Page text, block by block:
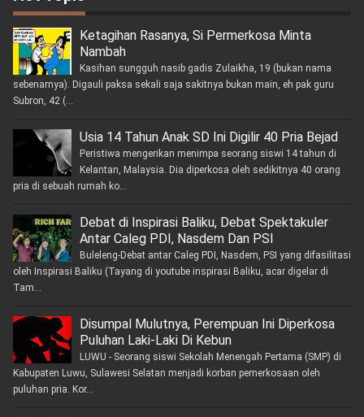
Ketagihan Rasanya, Si Permerkosa Minta
Nambah
Kasihan sungguh nasib gadis Zulaikha, 19 (bukan nama
sebenarnya). Digauli paksa sekali saja sakitnya bukan main, eh pak guru
Subron, 42 (...
Usia 14 Tahun Anak SD Ini Digilir 40 Pria Bejad
Peristiwa mengerikan menimpa seorang siswi 14 tahun di
Kelantan, Malaysia. Dia diperkosa oleh sedikitnya 40 orang
pria di sebuah rumah ko...
Debat di Inspirasi Baliku, Debat Spektakuler
Antar Caleg PDI, Nasdem Dan PSI
Buleleng-Debat antar Caleg PDI, Nasdem, PSI yang difasilitasi
oleh Inspirasi Baliku (Tayang di youtube inspirasi Baliku, acar digelar di
Tam...
Disumpal Mulutnya, Perempuan Ini Diperkosa
Puluhan Laki-Laki Di Kebun
LUWU - Seorang siswi Sekolah Menengah Pertama (SMP) di
Kabupaten Luwu, Sulawesi Selatan menjadi korban pemerkosaan oleh
puluhan pria. Kor...